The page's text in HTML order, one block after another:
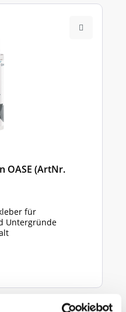
OASE (ArtNr.
für
Untergründe